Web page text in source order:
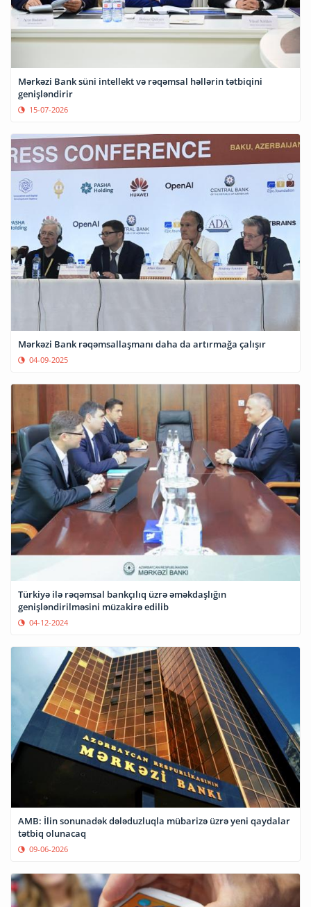
Mərkəzi Bank süni intellekt və rəqəmsal həllərin tətbiqini
genişləndirir
15-07-2026
Mərkəzi Bank rəqəmsallaşmanı daha da artırmağa çalışır
04-09-2025
Türkiyə ilə rəqəmsal bankçılıq üzrə əməkdaşlığın
genişləndirilməsini müzakirə edilib
04-12-2024
AMB: İlin sonunadək dələduzluqla mübarizə üzrə yeni qaydalar
tətbiq olunacaq
09-06-2026